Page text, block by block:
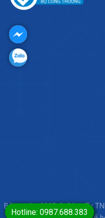
Hotline: 0987.688.383
Bản quyền 2025 © Công Ty